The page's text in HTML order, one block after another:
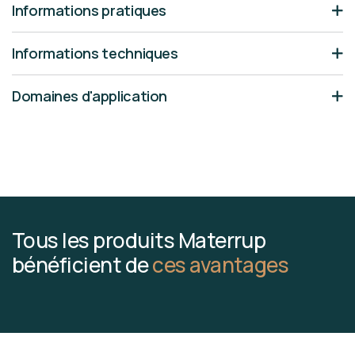
Informations pratiques
Informations techniques
Domaines d'application
Tous les produits Materrup
bénéficient deces avantages